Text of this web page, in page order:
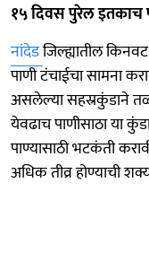
१५ दिवस पुरेल इतकाच
नांदेडजिल्ह्यातील
पाणी टंचाईचा सामना
असलेल्या सहस्रकुंडाने
येवढाच पाणीसाठा या
पाण्यासाठी भटकंती
अधिक तीव्र होण्याची